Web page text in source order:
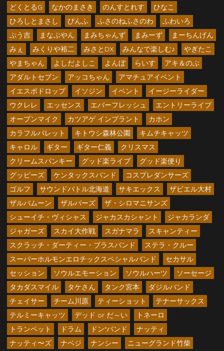
どくとるG なかのまさき のんすとれす
ひなこ
ひろしとまさし
ぴんふ ふさのねふさのわ
ふわいろ
ぷう吉
まなぶやん まみちゃんず まみーず
まーちんげん
みぇ
みくりや裕二 みさとDX みんなで楽しむ♪
やぎたこ
やまちゃん
よしだよしこ よんぼ らいす
アキ＆のぶ
アダルトセブン
アッコちゃん
アマチュアイベント
イエスポドロップ
イソジン イベント
イージーライダー
ウクレレ
エッセンス エバーフレッシュ
エントリーライブ
オープンマイク
カツアゲ インプラント
カホン
カラフルパレット
キトウシ森林公園
キムチキャッツ
キャロル
ギター ギター仁義
クリスマス
クリームスパンキー
グッド楽ライブ
グッド楽便り
グッピーズ
ケンタックスバンド
コスプレダンサーズ
ゴルフ
サウンドバトル北海道 サキエックス
ザビエル大村
ザルバムーン
ザルバーズ
ザ・シロマニサンズ
シューイチ・ヴィシャス
ジャカスカシャント
ジャカランダ
ジャガーズ
スカイ大作戦 スガナマラ
スキャンティー
スクラッチ・ダーティー・ブラスバンド
ステラ・クルー
スーパーホルモンエロチックスペシャルバンド
セカサル
セッション
ソウルエモーション ソウルハーツ
ソーセージ
タカダスマイル
タケさん タンク宮本
ダジルバンド
チェイサー
チーム川原 ティーショット
テナーサックス
テルミーキャッツ
デッド or だ～い
トネーロ
トランペット
ドラム ドン*バンド
ナッティ
ナッティ〜ズ
ナベジ ナンシー
ニューグランド竹柴